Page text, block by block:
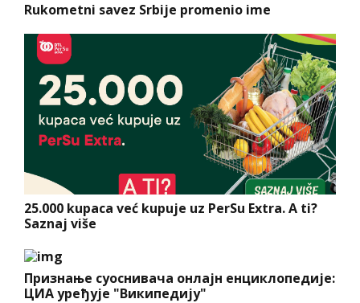
Rukometni savez Srbije promenio ime
25.000 kupaca već kupuje uz PerSu Extra. A ti?
Saznaj više
Признање суоснивача онлајн енциклопедије:
ЦИА уређује "Википедију"